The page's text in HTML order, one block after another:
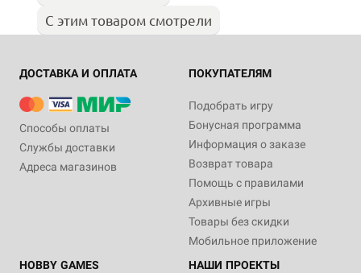
С этим товаром смотрели
ДОСТАВКА И ОПЛАТА
Способы оплаты
Службы доставки
Адреса магазинов
ПОКУПАТЕЛЯМ
Подобрать игру
Бонусная программа
Информация о заказе
Возврат товара
Помощь с правилами
Архивные игры
Товары без скидки
Мобильное приложение
HOBBY GAMES
НАШИ ПРОЕКТЫ